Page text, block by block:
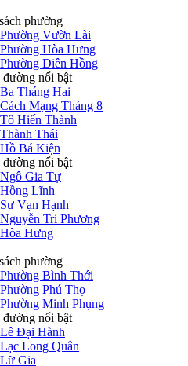
phường
Phường Vườn Lài
Phường Hòa Hưng
Phường Diên Hồng
đường nổi bật
Ba Tháng Hai
Cách Mạng Tháng 8
Tô Hiến Thành
Thành Thái
Hồ Bá Kiện
đường nổi bật
Ngô Gia Tự
Hồng Lĩnh
Sư Vạn Hạnh
Nguyễn Tri Phương
Hòa Hưng
phường
Phường Bình Thới
Phường Phú Thọ
Phường Minh Phụng
đường nổi bật
Lê Đại Hành
Lạc Long Quân
Lữ Gia